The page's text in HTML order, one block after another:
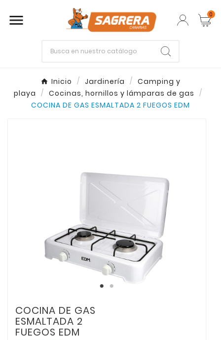
 0
Inicio Jardinería
Camping y
playa
Cocinas, hornillos y lámparas de gas
COCINA DE GAS ESMALTADA 2 FUEGOS EDM
COCINA DE GAS
ESMALTADA 2
FUEGOS EDM